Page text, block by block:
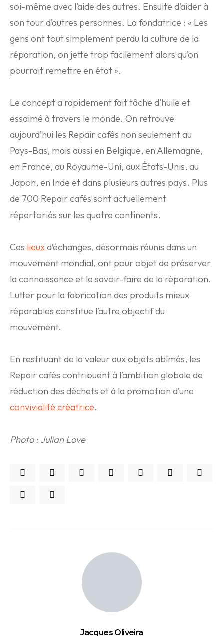
soi-même avec l’aide des autres. Ensuite d’aider à
son tour d’autres personnes. La fondatrice : « Les
gens ont tout simplement perdu la culture de la
réparation, on jette trop facilement alors qu’on
pourrait remettre en état ».
Le concept a rapidement fait tâche d’huile et
essaimé à travers le monde. On retrouve
aujourd’hui les Repair cafés non seulement au
Pays-Bas, mais aussi en Belgique, en Allemagne,
en France, au Royaume-Uni, aux États-Unis, au
Japon, en Inde et dans plusieurs autres pays. Plus
de 700 Repair cafés sont actuellement
répertoriés sur les quatre continents.
Ces lieuxd’échanges, désormais réunis dans un
mouvement mondial, ont pour objet de préserver
la connaissance et le savoir-faire de la réparation.
Lutter pour la fabrication des produits mieux
réparables constitue l’autre objectif du
mouvement.
En restituant de la valeur aux objets abîmés, les
Repair cafés contribuent à l’ambition globale de
réduction des déchets et à la promotion d’une
convivialité créatrice.
Photo : Julian Love
Jacques Oliveira